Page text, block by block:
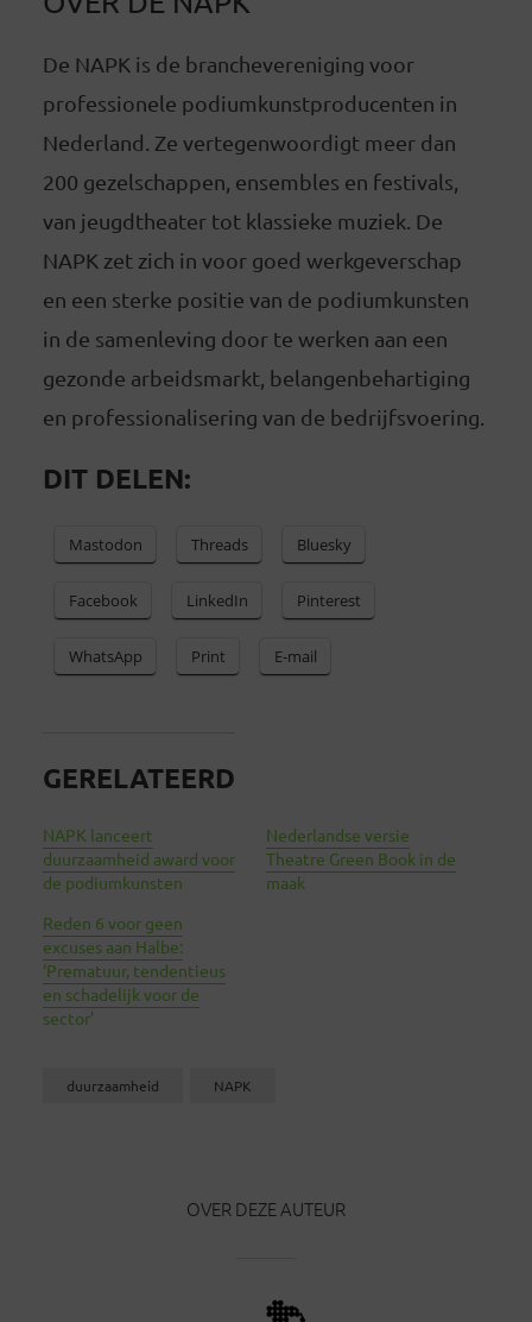
De NAPK is de branchevereniging voor
professionele podiumkunstproducenten in
Nederland. Ze vertegenwoordigt meer dan
200 gezelschappen, ensembles en festivals,
van jeugdtheater tot klassieke muziek. De
NAPK zet zich in voor goed werkgeverschap
en een sterke positie van de podiumkunsten
in de samenleving door te werken aan een
gezonde arbeidsmarkt, belangenbehartiging
en professionalisering van de bedrijfsvoering.
DIT DELEN:
Mastodon Threads Bluesky
Facebook LinkedIn Pinterest
WhatsApp Print E-mail
GERELATEERD
NAPK lanceert
duurzaamheid award voor
de podiumkunsten
Nederlandse versie
Theatre Green Book in de
maak
Reden 6 voor geen
excuses aan Halbe:
‘Prematuur, tendentieus
en schadelijk voor de
sector’
duurzaamheid NAPK
OVER DEZE AUTEUR